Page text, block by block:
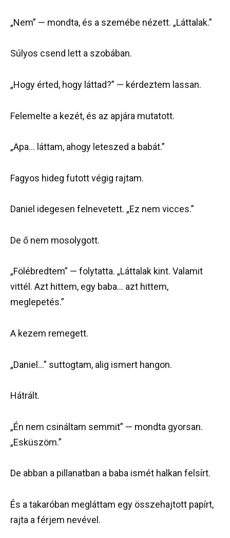
„Nem” — mondta, és a szemébe nézett. „Láttalak.”
Súlyos csend lett a szobában.
„Hogy érted, hogy láttad?” — kérdeztem lassan.
Felemelte a kezét, és az apjára mutatott.
„Apa… láttam, ahogy leteszed a babát.”
Fagyos hideg futott végig rajtam.
Daniel idegesen felnevetett. „Ez nem vicces.”
De ő nem mosolygott.
„Fölébredtem” — folytatta. „Láttalak kint. Valamit
vittél. Azt hittem, egy baba… azt hittem,
meglepetés.”
A kezem remegett.
„Daniel…” suttogtam, alig ismert hangon.
Hátrált.
„Én nem csináltam semmit” — mondta gyorsan.
„Esküszöm.”
De abban a pillanatban a baba ismét halkan felsírt.
És a takaróban megláttam egy összehajtott papírt,
rajta a férjem nevével.